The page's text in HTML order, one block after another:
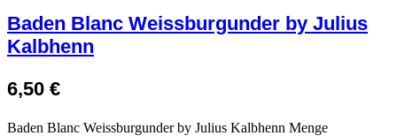
Baden Blanc Weissburgunder by Julius
Kalbhenn
6,50 €
Baden Blanc Weissburgunder by Julius Kalbhenn Menge